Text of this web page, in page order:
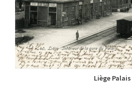
Liège Palais